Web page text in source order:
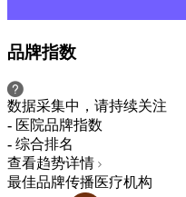
品牌指数
数据采集中，请持续关注
- 医院品牌指数
- 综合排名
查看趋势详情
最佳品牌传播医疗机构